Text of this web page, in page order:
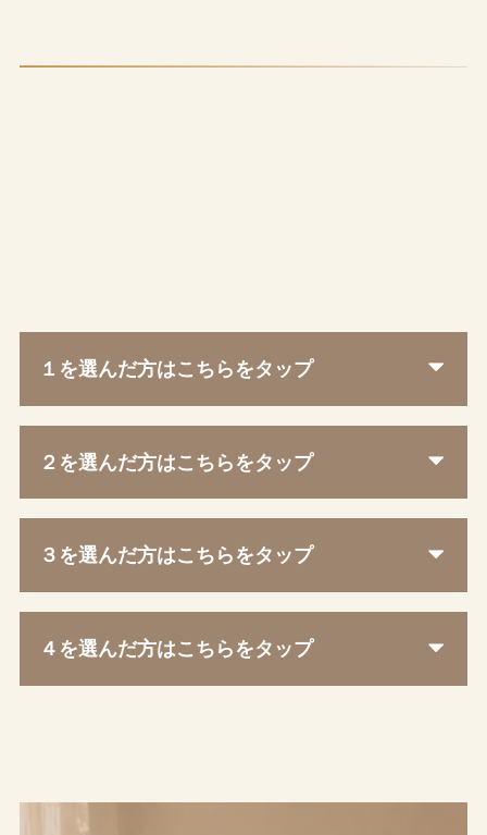
１を選んだ方はこちらをタップ
２を選んだ方はこちらをタップ
３を選んだ方はこちらをタップ
４を選んだ方はこちらをタップ